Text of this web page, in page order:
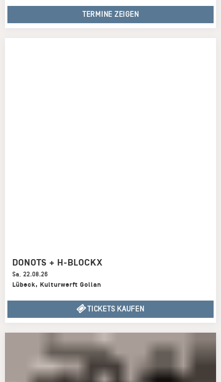
TERMINE ZEIGEN
DONOTS + H-BLOCKX
Sa, 22.08.26
Lübeck, Kulturwerft Gollan
TICKETS KAUFEN